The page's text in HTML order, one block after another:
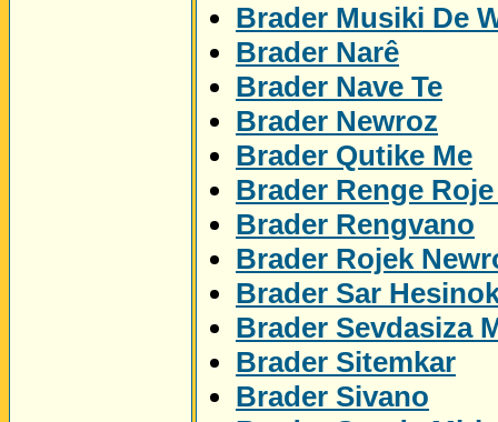
Brader Musiki De
Brader Narê
Brader Nave Te
Brader Newroz
Brader Qutike Me
Brader Renge
Brader Rengvano
Brader Rojek
Brader Sar
Brader Sevdasiza
Brader Sitemkar
Brader Sivano